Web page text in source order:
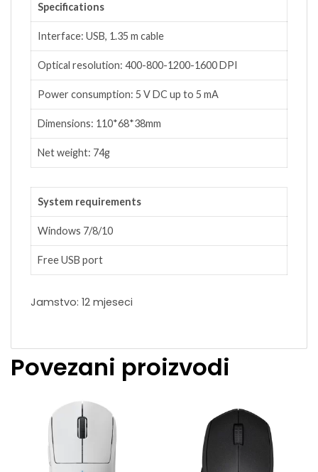
Specifications
Interface: USB, 1.35 m cable
Optical resolution: 400-800-1200-1600 DPI
Power consumption: 5 V DC up to 5 mA
Dimensions: 110*68*38mm
Net weight: 74g
System requirements
Windows 7/8/10
Free USB port
Jamstvo: 12 mjeseci
Povezani proizvodi